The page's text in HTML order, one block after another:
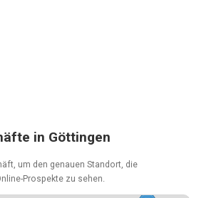
in Göttingen
um den genauen Standort, die
Prospekte zu sehen.